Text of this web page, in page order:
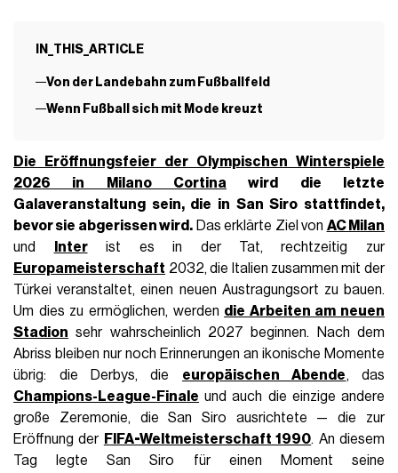
IN_THIS_ARTICLE
Von der Landebahn zum Fußballfeld
Wenn Fußball sich mit Mode kreuzt
Die Eröffnungsfeier der Olympischen Winterspiele
2026 in Milano Cortina wird die letzte
Galaveranstaltung sein, die in San Siro stattfindet,
bevor sie abgerissen wird. Das erklärte Ziel von AC Milan
und
Interist es in der Tat, rechtzeitig zur
Europameisterschaft 2032, die Italien zusammen mit der
Türkei veranstaltet, einen neuen Austragungsort zu bauen.
Um dies zu ermöglichen, werden die Arbeiten am neuen
Stadion sehr wahrscheinlich 2027 beginnen. Nach dem
Abriss bleiben nur noch Erinnerungen an ikonische Momente
übrig: die Derbys, die europäischen Abende, das
Champions-League-Finale und auch die einzige andere
große Zeremonie, die San Siro ausrichtete — die zur
Eröffnung der FIFA-Weltmeisterschaft 1990. An diesem
Tag legte San Siro für einen Moment seine